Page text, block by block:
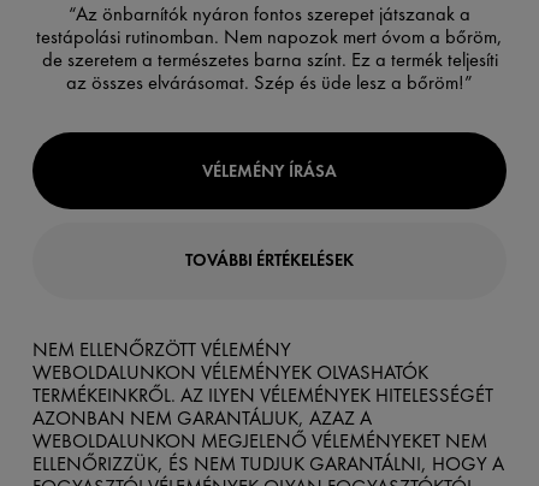
“Az önbarnítók nyáron fontos szerepet játszanak a
testápolási rutinomban. Nem napozok mert óvom a bőröm,
de szeretem a természetes barna színt. Ez a termék teljesíti
az összes elvárásomat. Szép és üde lesz a bőröm!”
VÉLEMÉNY ÍRÁSA
TOVÁBBI ÉRTÉKELÉSEK
NEM ELLENŐRZÖTT VÉLEMÉNY
WEBOLDALUNKON VÉLEMÉNYEK OLVASHATÓK
TERMÉKEINKRŐL. AZ ILYEN VÉLEMÉNYEK HITELESSÉGÉT
AZONBAN NEM GARANTÁLJUK, AZAZ A
WEBOLDALUNKON MEGJELENŐ VÉLEMÉNYEKET NEM
ELLENŐRIZZÜK, ÉS NEM TUDJUK GARANTÁLNI, HOGY A